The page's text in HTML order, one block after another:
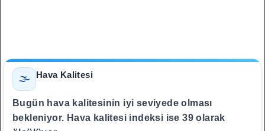
🌫️ Hava Kalitesi
Bugün hava kalitesinin iyi seviyede olması
bekleniyor. Hava kalitesi indeksi ise 39 olarak